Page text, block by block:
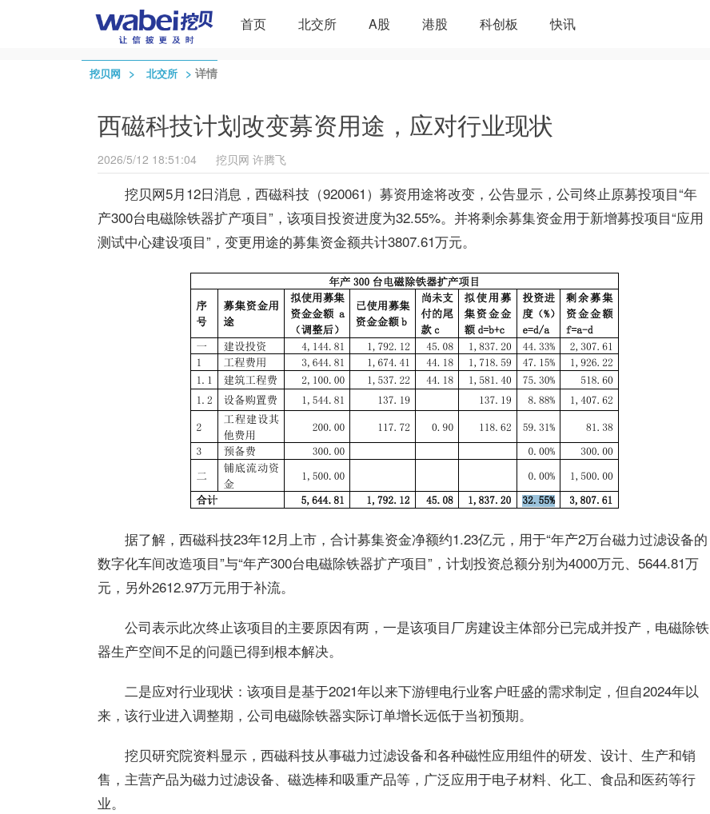
首页 北交所 A股 港股 科创板 快讯
挖贝网 > 北交所 > 详情
西磁科技计划改变募资用途，应对行业现状
2026/5/12 18:51:04 挖贝网 许腾飞
挖贝网5月12日消息，西磁科技（920061）募资用途将改变，公告显示，公司终止原募投项目“年
产300台电磁除铁器扩产项目”，该项目投资进度为32.55%。并将剩余募集资金用于新增募投项目“应用
测试中心建设项目”，变更用途的募集资金额共计3807.61万元。
据了解，西磁科技23年12月上市，合计募集资金净额约1.23亿元，用于“年产2万台磁力过滤设备的
数字化车间改造项目”与“年产300台电磁除铁器扩产项目”，计划投资总额分别为4000万元、5644.81万
元，另外2612.97万元用于补流。
公司表示此次终止该项目的主要原因有两，一是该项目厂房建设主体部分已完成并投产，电磁除铁
器生产空间不足的问题已得到根本解决。
二是应对行业现状：该项目是基于2021年以来下游锂电行业客户旺盛的需求制定，但自2024年以
来，该行业进入调整期，公司电磁除铁器实际订单增长远低于当初预期。
挖贝研究院资料显示，西磁科技从事磁力过滤设备和各种磁性应用组件的研发、设计、生产和销
售，主营产品为磁力过滤设备、磁选棒和吸重产品等，广泛应用于电子材料、化工、食品和医药等行
业。